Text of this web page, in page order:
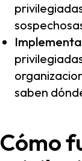
saben
Cómo